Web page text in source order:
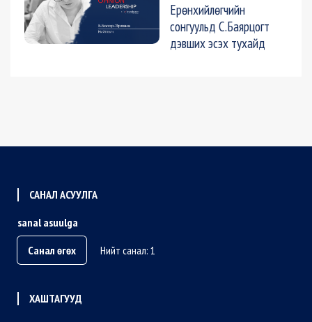
Ерөнхийлөгчийн
сонгуульд С.Баярцогт
дэвших эсэх тухайд
САНАЛ АСУУЛГА
sanal asuulga
Санал өгөх
Нийт санал: 1
ХАШТАГУУД